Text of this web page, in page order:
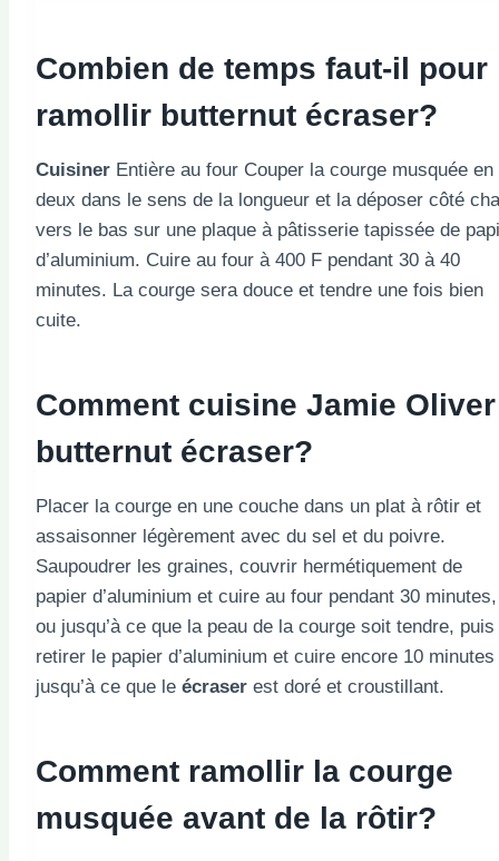
Combien de temps faut-il pour
ramollir butternut écraser?
Cuisiner Entière au four Couper la courge musquée en
deux dans le sens de la longueur et la déposer côté
vers le bas sur une plaque à pâtisserie tapissée de
d’aluminium. Cuire au four à 400 F pendant 30 à 40
minutes. La courge sera douce et tendre une fois bien
cuite.
Comment cuisine Jamie Oliver
butternut écraser?
Placer la courge en une couche dans un plat à rôtir et
assaisonner légèrement avec du sel et du poivre.
Saupoudrer les graines, couvrir hermétiquement de
papier d’aluminium et cuire au four pendant 30 minutes,
ou jusqu’à ce que la peau de la courge soit tendre, puis
retirer le papier d’aluminium et cuire encore 10 minutes
jusqu’à ce que le écraser est doré et croustillant.
Comment ramollir la courge
musquée avant de la rôtir?